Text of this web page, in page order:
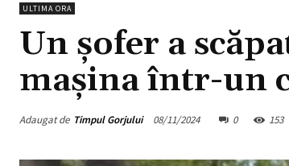
ULTIMA ORA
Un șofer a
mașina într-un
Adaugat de Timpul Gorjului 08/11/2024 0 153